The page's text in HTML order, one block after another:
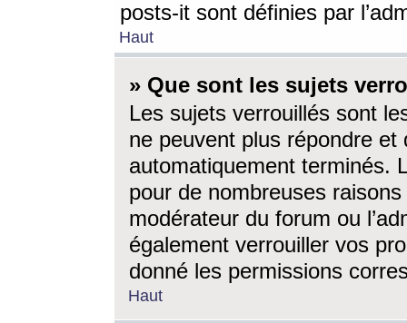
posts-it sont définies par
Haut
» Que sont les sujets
Les sujets verrouillés sont
ne peuvent plus répondre
automatiquement terminés.
pour de nombreuses
modérateur du forum ou
également verrouiller vos
donné les permissions
Haut